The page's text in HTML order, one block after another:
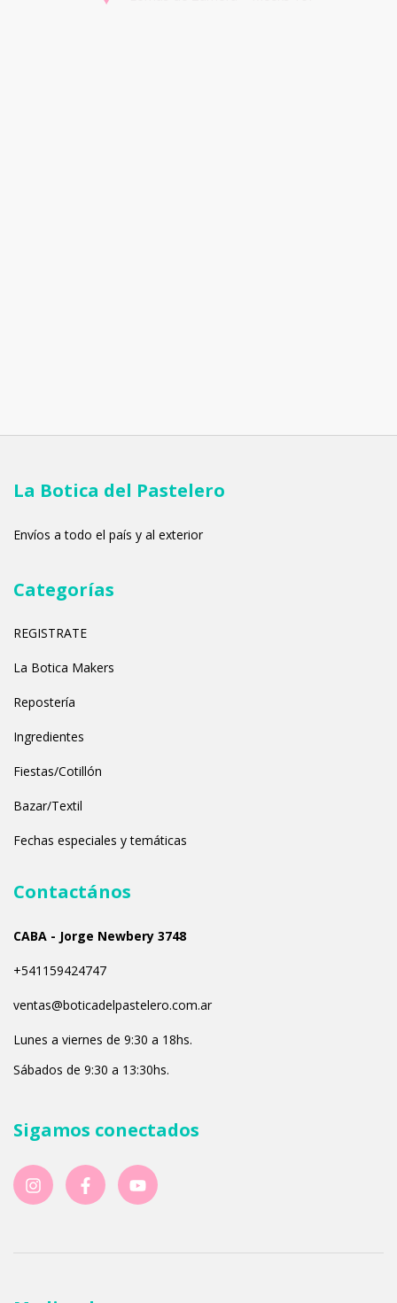
La Botica del Pastelero
Envíos a todo el país y al exterior
Categorías
REGISTRATE
La Botica Makers
Repostería
Ingredientes
Fiestas/Cotillón
Bazar/Textil
Fechas especiales y temáticas
Contactános
CABA - Jorge Newbery 3748
+541159424747
ventas@boticadelpastelero.com.ar
Lunes a viernes de 9:30 a 18hs.
Sábados de 9:30 a 13:30hs.
Sigamos conectados